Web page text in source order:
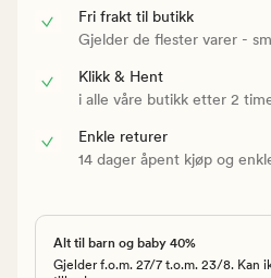
Fri frakt til butikk
Gjelder de flester varer -
Klikk & Hent
i alle våre butikk etter 2
Enkle returer
14 dager åpent kjøp og
Alt til barn og baby 40%
Gjelder f.o.m. 27/7 t.o.m. 23/8. Kan